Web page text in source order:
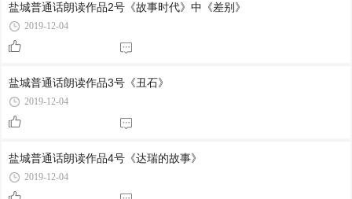
盐城普通话朗读作品2号《故事时代》中《差别》
2019-12-04
盐城普通话朗读作品3号《丑石》
2019-12-04
盐城普通话朗读作品4号《达瑞的故事》
2019-12-04